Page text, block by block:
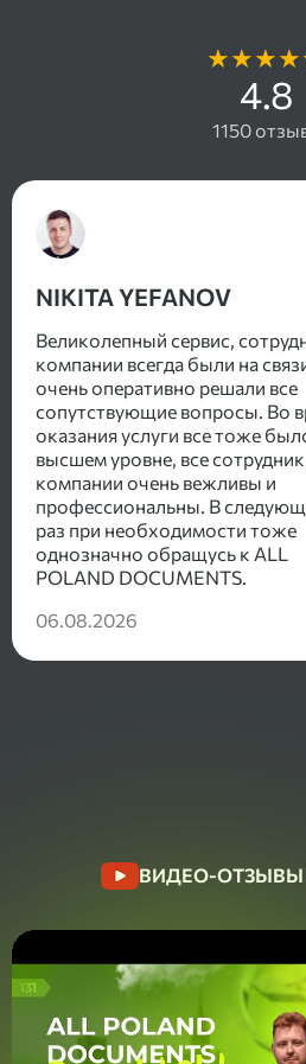
4.8
1150
NIKITA YEFANOV
Великолепный сервис,
компании всегда были на
очень оперативно решали все
сопутствующие вопросы. Во
оказания услуги все тоже
высшем уровне, все
компании очень вежливы и
профессиональны. В
раз при необходимости тоже
однозначно обращусь к ALL
POLAND DOCUMENTS.
06.08.2026
ВИДЕО-ОТЗЫВЫ